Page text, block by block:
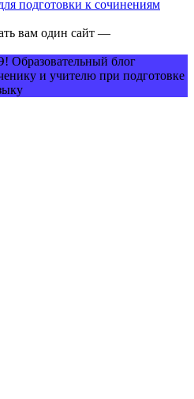
подготовки к сочинениям
вам один сайт —
блог
и учителю при подготовке